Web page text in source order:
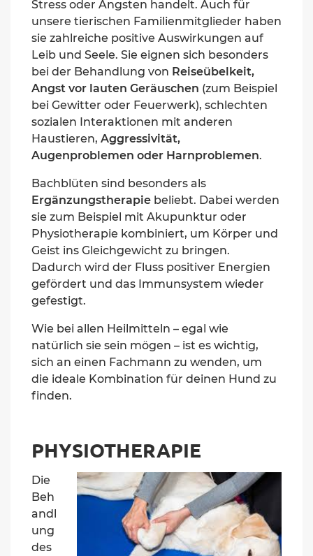
Stress oder Ängsten handelt. Auch für
unsere tierischen Familienmitglieder haben
sie zahlreiche positive Auswirkungen auf
Leib und Seele. Sie eignen sich besonders
bei der Behandlung von Reiseübelkeit,
Angst vor lauten Geräuschen (zum Beispiel
bei Gewitter oder Feuerwerk), schlechten
sozialen Interaktionen mit anderen
Haustieren, Aggressivität,
Augenproblemen oder Harnproblemen.
Bachblüten sind besonders als
Ergänzungstherapie beliebt. Dabei werden
sie zum Beispiel mit Akupunktur oder
Physiotherapie kombiniert, um Körper und
Geist ins Gleichgewicht zu bringen.
Dadurch wird der Fluss positiver Energien
gefördert und das Immunsystem wieder
gefestigt.
Wie bei allen Heilmitteln – egal wie
natürlich sie sein mögen – ist es wichtig,
sich an einen Fachmann zu wenden, um
die ideale Kombination für deinen Hund zu
finden.
PHYSIOTHERAPIE
Die
Beh
andl
ung
des